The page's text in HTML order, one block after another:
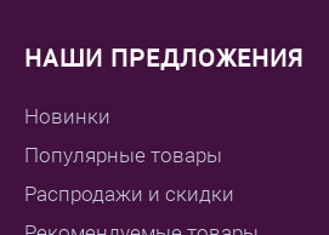
НАШИ ПРЕДЛОЖЕНИЯ
Новинки
Популярные товары
Распродажи и скидки